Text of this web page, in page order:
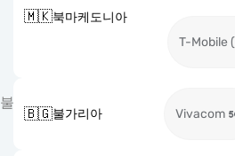
🇲🇰북마케도니아
T-Mobile
불
🇧🇬불가리아 Vivacom